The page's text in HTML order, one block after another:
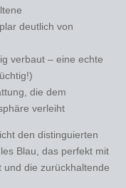
deutlich von
verbaut – eine echte
die dem
verleiht
den distinguierten
Blau, das perfekt mit
die zurückhaltende